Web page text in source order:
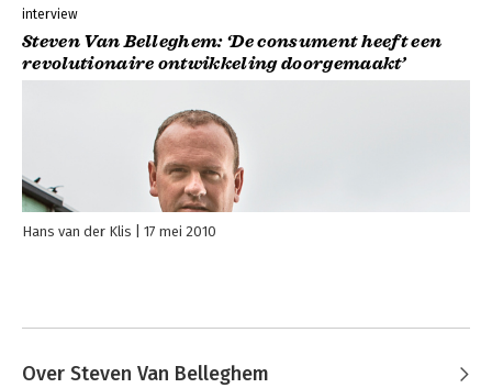
interview
Steven Van Belleghem: ‘De consument heeft een
revolutionaire ontwikkeling doorgemaakt’
Hans van der Klis 17 mei 2010
Over Steven Van Belleghem